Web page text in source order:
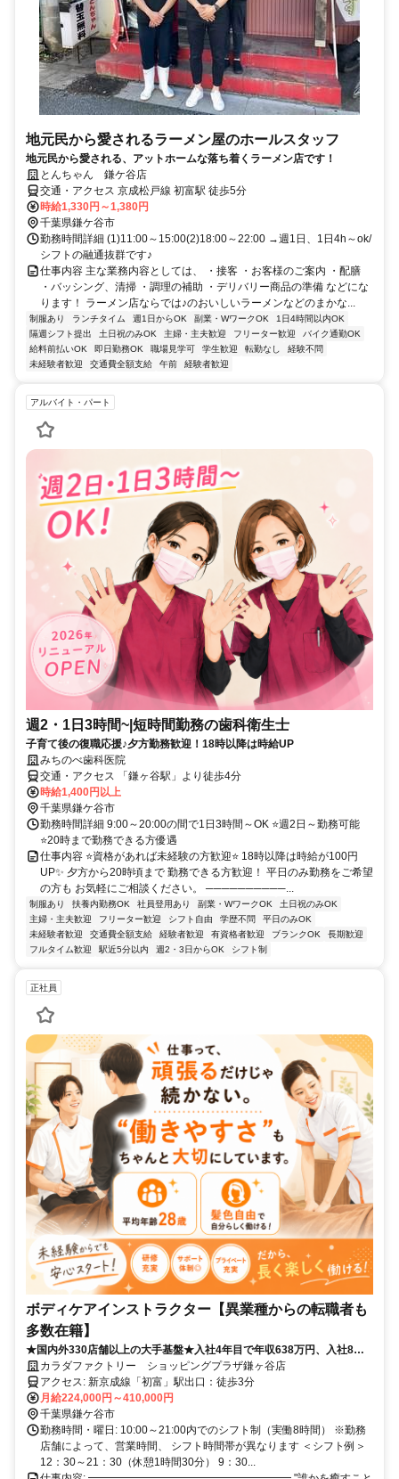
地元民から愛されるラーメン屋のホールスタッフ
地元民から愛される、アットホームな落ち着くラーメン店です！
とんちゃん 鎌ケ谷店
交通・アクセス 京成松戸線 初富駅 徒歩5分
時給1,330円～1,380円
千葉県鎌ケ谷市
勤務時間詳細 (1)11:00～15:00(2)18:00～22:00 →週1日、1日4h～ok/
シフトの融通抜群です♪
仕事内容 主な業務内容としては、 ・接客 ・お客様のご案内 ・配膳
・バッシング、清掃 ・調理の補助 ・デリバリー商品の準備 などにな
ります！ ラーメン店ならでは♪のおいしいラーメンなどのまかな...
制服あり ランチタイム 週1日からOK 副業・WワークOK
1日4時間以内OK
隔週シフト提出
土日祝のみOK 主婦・主夫歓迎 フリーター歓迎
バイク通勤OK
給料前払いOK
即日勤務OK 職場見学可 学生歓迎 転勤なし
経験不問
未経験者歓迎
交通費全額支給 午前 経験者歓迎
アルバイト・パート
週2・1日3時間~|短時間勤務の歯科衛生士
子育て後の復職応援♪夕方勤務歓迎！18時以降は時給UP
みちのべ歯科医院
交通・アクセス 「鎌ヶ谷駅」より徒歩4分
時給1,400円以上
千葉県鎌ケ谷市
勤務時間詳細 9:00～20:00の間で1日3時間～OK ⭐週2日～勤務可能
⭐20時まで勤務できる方優遇
仕事内容 ⭐資格があれば未経験の方歓迎⭐ 18時以降は時給が100円
UP✨ 夕方から20時頃まで 勤務できる方歓迎！ 平日のみ勤務をご希望
の方も お気軽にご相談ください。 ──────────...
制服あり 扶養内勤務OK 社員登用あり 副業・WワークOK
土日祝のみOK
主婦・主夫歓迎
フリーター歓迎 シフト自由 学歴不問
平日のみOK
未経験者歓迎
交通費全額支給 経験者歓迎 有資格者歓迎 ブランクOK
長期歓迎
フルタイム歓迎
駅近5分以内 週2・3日からOK シフト制
正社員
ボディケアインストラクター【異業種からの転職者も
多数在籍】
★国内外330店舗以上の大手基盤★入社4年目で年収638万円、入社8年
目で年収923万円の実績あり！
カラダファクトリー ショッピングプラザ鎌ヶ谷店
アクセス: 新京成線「初富」駅出口：徒歩3分
月給224,000円～410,000円
千葉県鎌ケ谷市
勤務時間・曜日: 10:00～21:00内でのシフト制（実働8時間） ※勤務
店舗によって、営業時間、 シフト時間帯が異なります ＜シフト例＞
12：30～21：30（休憩1時間30分） 9：30...